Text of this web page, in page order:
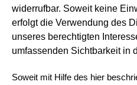
widerrufbar. Soweit keine
erfolgt die Verwendung des
unseres berechtigten
umfassenden Sichtbarkeit in
Soweit mit Hilfe des hier